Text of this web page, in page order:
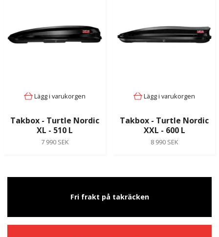
Lägg i varukorgen
Takbox - Turtle Nordic
XL - 510 L
7 990 SEK
Lägg i varukorgen
Takbox - Turtle Nordic
XXL - 600 L
8 990 SEK
Fri frakt på takräcken